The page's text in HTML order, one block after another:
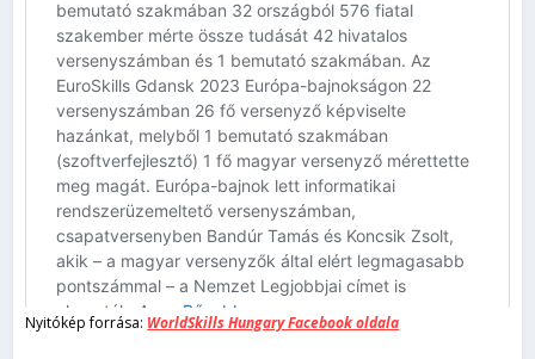
Nyitókép forrása: WorldSkills Hungary Facebook oldala